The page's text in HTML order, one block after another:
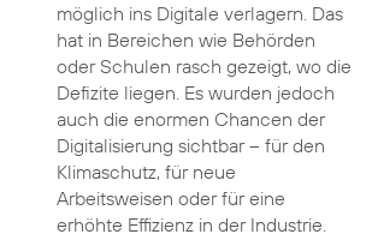
möglich ins Digitale verlagern. Das
hat in Bereichen wie Behörden
oder Schulen rasch gezeigt, wo die
Defizite liegen. Es wurden jedoch
auch die enormen Chancen der
Digitalisierung sichtbar – für den
Klimaschutz, für neue
Arbeitsweisen oder für eine
erhöhte Effizienz in der Industrie.